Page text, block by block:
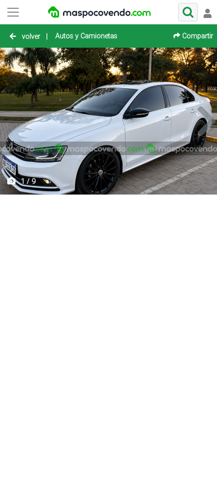
volver | Autos y Camionetas Compartir
1 / 9